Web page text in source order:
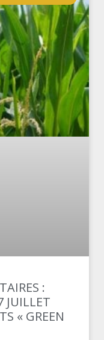
:
JUILLET
« GREEN